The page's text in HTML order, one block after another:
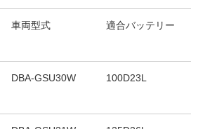
車両型式 適合バッテリー
DBA-GSU30W 100D23L